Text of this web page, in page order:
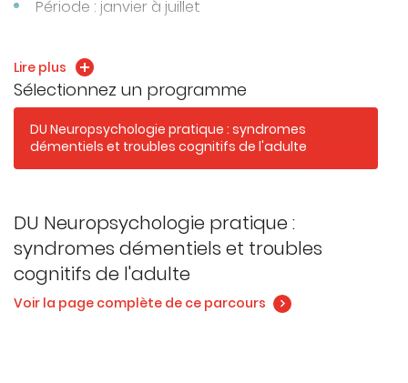
Période : janvier à juillet
Durée : 1 année
Volume horaire enseignement : 76h
Lire plus
Sélectionnez un programme
DU Neuropsychologie pratique : syndromes
démentiels et troubles cognitifs de l'adulte
DU Neuropsychologie pratique :
syndromes démentiels et troubles
cognitifs de l'adulte
Voir la page complète de ce parcours